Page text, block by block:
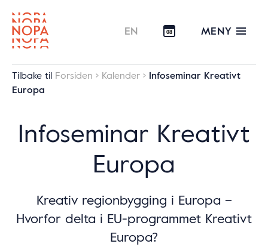
EN 08 MENY
Tilbake til Forsiden Kalender
Infoseminar Kreativt
Europa
Infoseminar Kreativt
Europa
Kreativ regionbygging i Europa –
Hvorfor delta i EU-programmet Kreativt
Europa?